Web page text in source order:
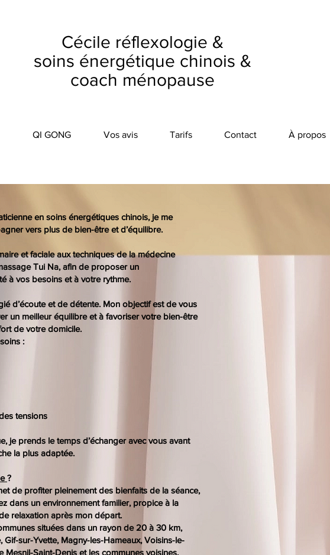
Cécile réflexologie &
soins énergétique chinois &
coach ménopause
QI GONG Vos avis Tarifs Contact À propos
en soins énergétiques chinois, je me
vers plus de bien-être et d’équilibre.
et faciale aux techniques de la médecine
Tui Na, afin de proposer un
à vos besoins et à votre rythme.
d’écoute et de détente. Mon objectif est de vous
un meilleur équilibre et à favoriser votre bien-être
de votre domicile.
:
tensions
je prends le temps d’échanger avec vous avant
la plus adaptée.
?
de profiter pleinement des bienfaits de la séance,
dans un environnement familier, propice à la
relaxation après mon départ.
situées dans un rayon de 20 à 30 km,
Gif-sur-Yvette, Magny-les-Hameaux, Voisins-le-
Mesnil-Saint-Denis et les communes voisines.